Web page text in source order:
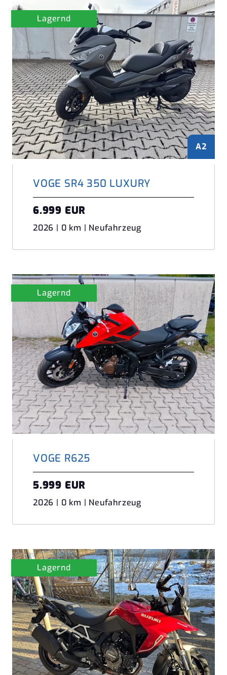
A2
Lagernd
VOGE SR4 350 LUXURY
6.999 EUR
2026 | 0 km | Neufahrzeug
Lagernd
VOGE R625
5.999 EUR
2026 | 0 km | Neufahrzeug
Lagernd